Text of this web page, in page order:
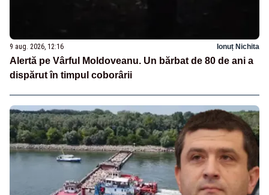
9 aug. 2026, 12:16 Ionuț Nichita
Alertă pe Vârful Moldoveanu. Un bărbat de 80 de ani a
dispărut în timpul coborârii